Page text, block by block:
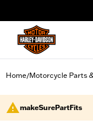
Home/Motorcycle Parts
makeSurePartFits